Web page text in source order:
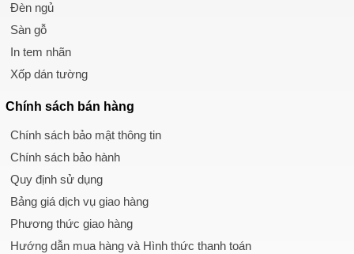
Đèn ngủ
Sàn gỗ
In tem nhãn
Xốp dán tường
Chính sách bán hàng
Chính sách bảo mật thông tin
Chính sách bảo hành
Quy định sử dụng
Bảng giá dịch vụ giao hàng
Phương thức giao hàng
Hướng dẫn mua hàng và Hình thức thanh toán